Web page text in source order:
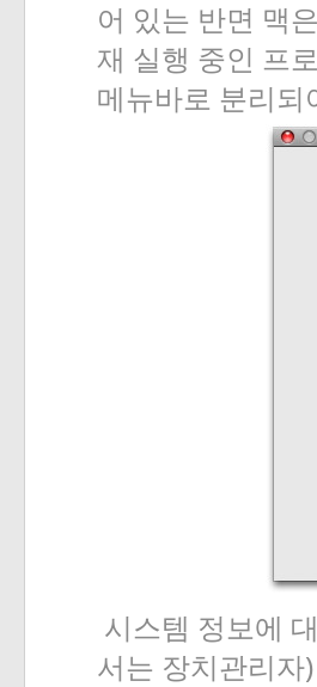
어 있는 반면 맥은
재 실행 중인 프
메뉴바로 분리되
시스템 정보에
서는 장치관리자)